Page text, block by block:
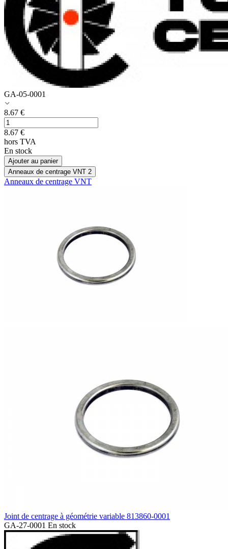
GA-05-0001
8.67 €
8.67 €
hors TVA
En stock
Ajouter au panier
Anneaux de centrage VNT 2
Anneaux de centrage VNT
Joint de centrage à géométrie variable 813860-0001
GA-27-0001 En stock